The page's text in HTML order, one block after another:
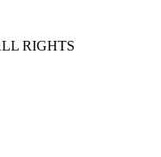
RIGHTS